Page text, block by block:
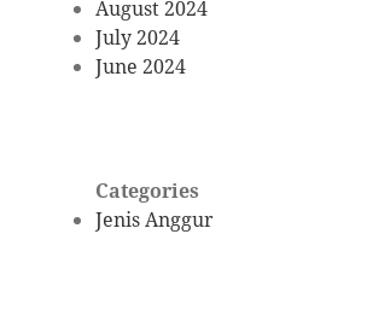
August 2024
July 2024
June 2024
Categories
Jenis Anggur